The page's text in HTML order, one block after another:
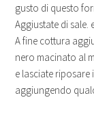
gusto di questo
Aggiustate di sale.
A fine cottura
nero macinato al
e lasciate
aggiungendo